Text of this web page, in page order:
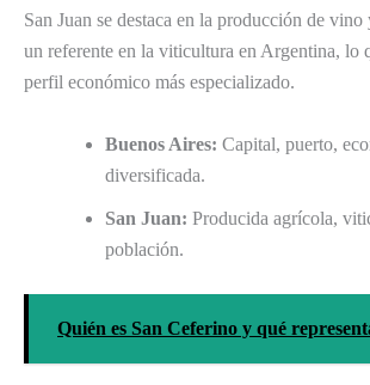
San Juan se destaca en la producción de vino
un referente en la viticultura en Argentina, lo
perfil económico más especializado.
Buenos Aires: Capital, puerto,
diversificada.
San Juan: Producida agrícola,
población.
Quién es San Ceferino y qué